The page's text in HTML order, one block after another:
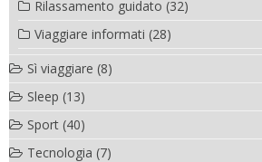
Rilassamento guidato (32)
Viaggiare informati (28)
Sì viaggiare (8)
Sleep (13)
Sport (40)
Tecnologia (7)